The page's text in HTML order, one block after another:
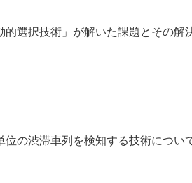
選択技術」が解いた課題とその解
の渋滞車列を検知する技術につい